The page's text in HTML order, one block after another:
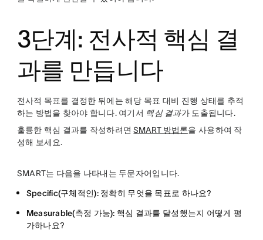
3단계: 전사적 핵심 결
과를 만듭니다
전사적 목표를 결정한 뒤에는 해당 목표 대비 진행 상태를 추적
하는 방법을 찾아야 합니다. 여기서 핵심 결과가 도출됩니다.
훌륭한 핵심 결과를 작성하려면SMART 방법론을 사용하여 작
성해 보세요.
SMART는 다음을 나타내는 두문자어입니다.
Specific(구체적인): 정확히 무엇을 목표로 하나요?
Measurable(측정 가능): 핵심 결과를 달성했는지 어떻게 평
가하나요?